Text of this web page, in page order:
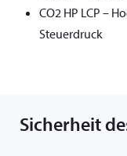
CO2 HP LCP –
Steuerdruck
Sicherheit